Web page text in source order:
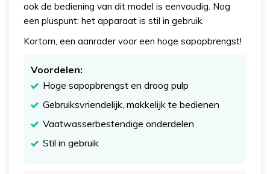
ook de bediening van dit model is eenvoudig. Nog
een pluspunt: het apparaat is stil in gebruik.
Kortom, een aanrader voor een hoge sapopbrengst!
Voordelen:
Hoge sapopbrengst en droog pulp
Gebruiksvriendelijk, makkelijk te bedienen
Vaatwasserbestendige onderdelen
Stil in gebruik